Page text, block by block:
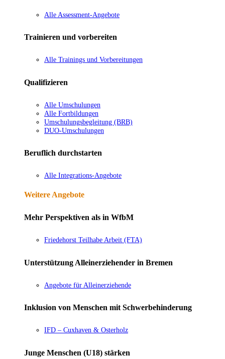
Alle Assessment-Angebote
Trainieren und vorbereiten
Alle Trainings und Vorbereitungen
Qualifizieren
Alle Umschulungen
Alle Fortbildungen
Umschulungsbegleitung (BRB)
DUO-Umschulungen
Beruflich durchstarten
Alle Integrations-Angebote
Weitere Angebote
Mehr Perspektiven als in WfbM
Friedehorst Teilhabe Arbeit (FTA)
Unterstützung Alleinerziehender in Bremen
Angebote für Alleinerziehende
Inklusion von Menschen mit Schwerbehinderung
IFD – Cuxhaven & Osterholz
Junge Menschen (U18) stärken